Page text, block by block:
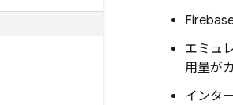
エミュ
用量が
インタ